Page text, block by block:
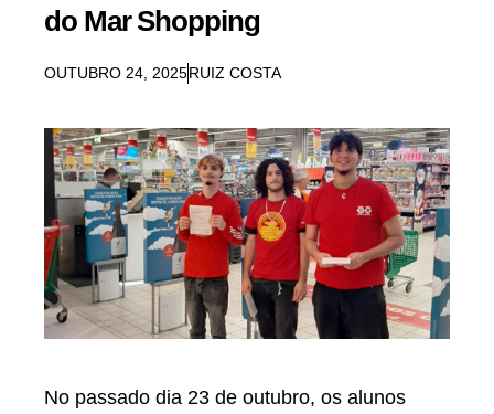
do Mar Shopping
OUTUBRO 24, 2025RUIZ COSTA
No passado dia 23 de outubro, os alunos